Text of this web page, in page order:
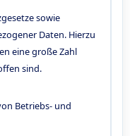
sowie
Daten. Hierzu
eine große Zahl
sind.
Betriebs- und